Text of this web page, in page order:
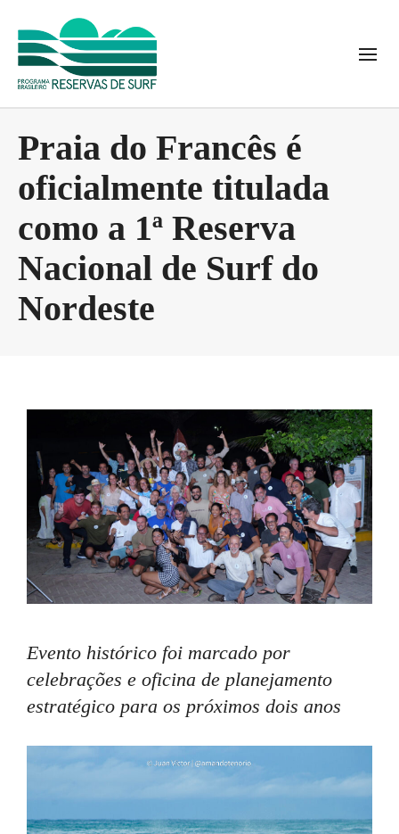
Praia do Francês é
oficialmente titulada
como a 1ª Reserva
Nacional de Surf do
Nordeste
Evento histórico foi marcado por
celebrações e oficina de planejamento
estratégico para os próximos dois anos